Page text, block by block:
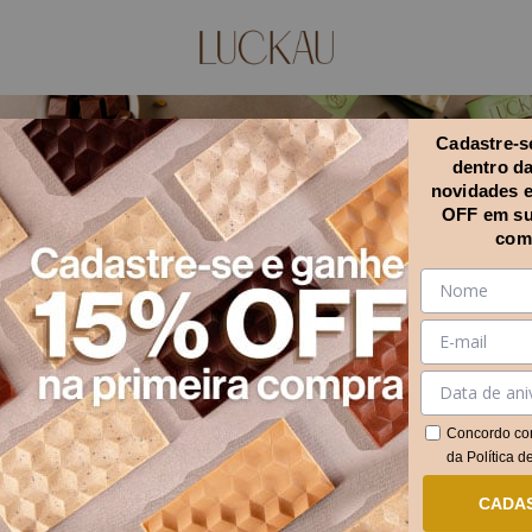
Início Sabores . Pistache
Pistache FILTRAR
Descubra os chocolates sem açúcar da Luckau que combinam saúde
e sabor irresistível. Experimente agora e transforme seu dia!
Cadastre-
dentro
novidades
OFF em
Concordo
da Política